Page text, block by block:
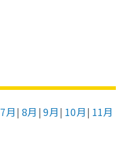
7月 8月 │9月 10月 11月